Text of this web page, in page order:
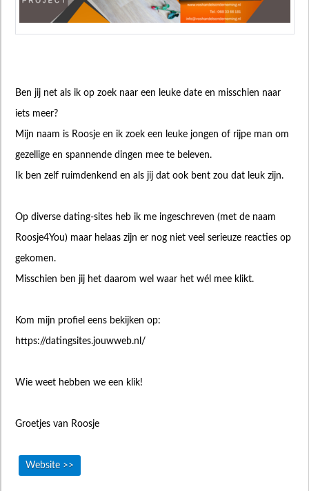
Ben jij net als ik op zoek naar een leuke date en misschien naar
iets meer?
Mijn naam is Roosje en ik zoek een leuke jongen of rijpe man om
gezellige en spannende dingen mee te beleven.
Ik ben zelf ruimdenkend en als jij dat ook bent zou dat leuk zijn.
Op diverse dating-sites heb ik me ingeschreven (met de naam
Roosje4You) maar helaas zijn er nog niet veel serieuze reacties op
gekomen.
Misschien ben jij het daarom wel waar het wél mee klikt.
Kom mijn profiel eens bekijken op:
https://datingsites.jouwweb.nl/
Wie weet hebben we een klik!
Groetjes van Roosje
Website >>